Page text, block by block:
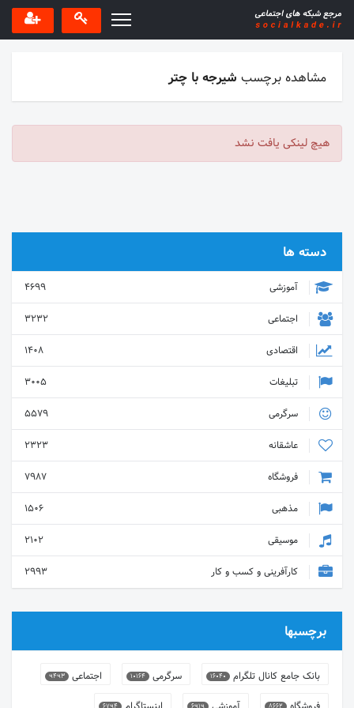
مشاهده برچسب شیرجه با چتر
هیچ لینکی یافت نشد
دسته ها
آموزشی
4699
اجتماعی
3232
اقتصادی
1408
تبلیغات
3005
سرگرمی
5579
عاشقانه
2323
فروشگاه
7987
مذهبی
1506
موسیقی
2102
کارآفرینی و کسب و کار
2993
برچسبها
بانک جامع کانال تلگرام 16040 سرگرمی 10164 اجتماعی 9493